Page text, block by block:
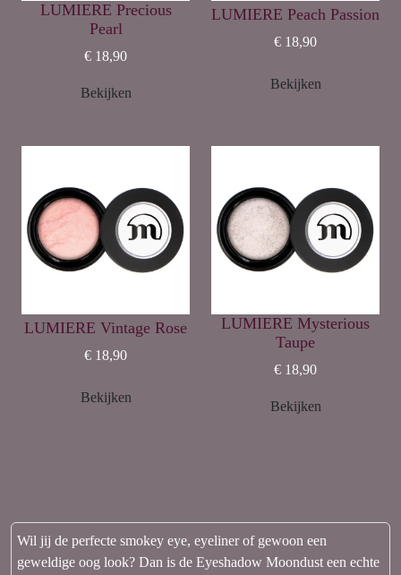
LUMIERE Precious
Pearl
€ 18,90
Bekijken
LUMIERE Peach Passion
€ 18,90
Bekijken
LUMIERE Vintage Rose
€ 18,90
Bekijken
LUMIERE Mysterious
Taupe
€ 18,90
Bekijken
Wil jij de perfecte smokey eye, eyeliner of gewoon een
geweldige oog look? Dan is de Eyeshadow Moondust een echte